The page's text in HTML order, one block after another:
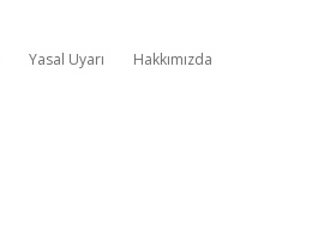
Yasal Uyarı Hakkımızda